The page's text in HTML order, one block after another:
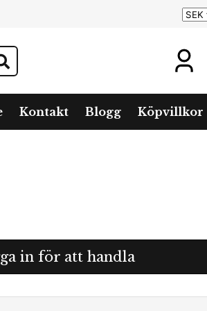
Kontakt Blogg Köpvillkor
in för att handla